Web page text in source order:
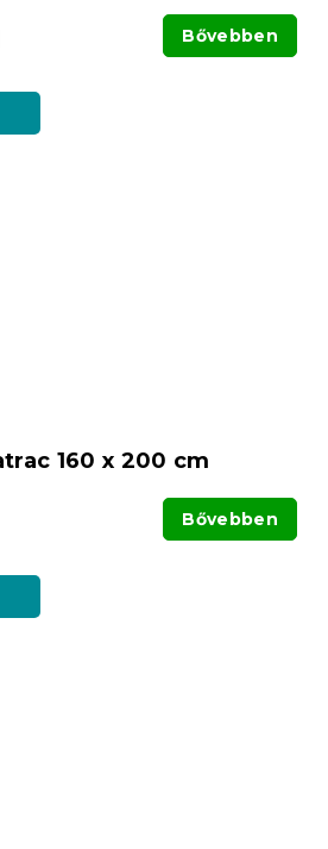
Bővebben
160 x 200 cm
Bővebben